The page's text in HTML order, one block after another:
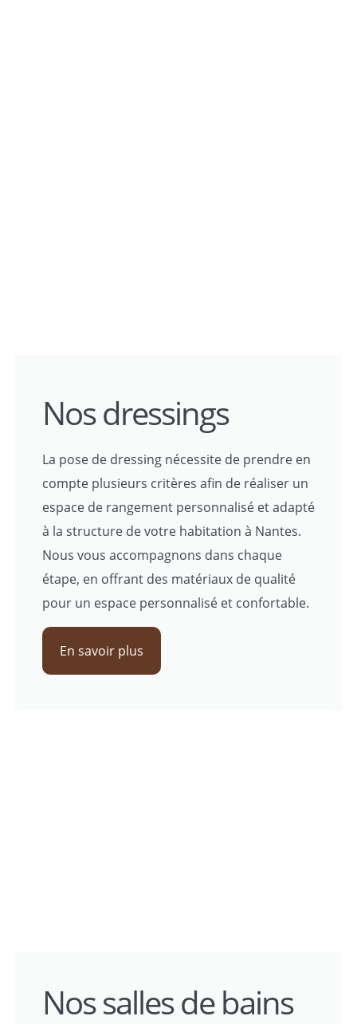
Nos dressings
La pose de dressing nécessite de prendre en
compte plusieurs critères afin de réaliser un
espace de rangement personnalisé et adapté
à la structure de votre habitation à Nantes.
Nous vous accompagnons dans chaque
étape, en offrant des matériaux de qualité
pour un espace personnalisé et confortable.
En savoir plus
Nos salles de bains